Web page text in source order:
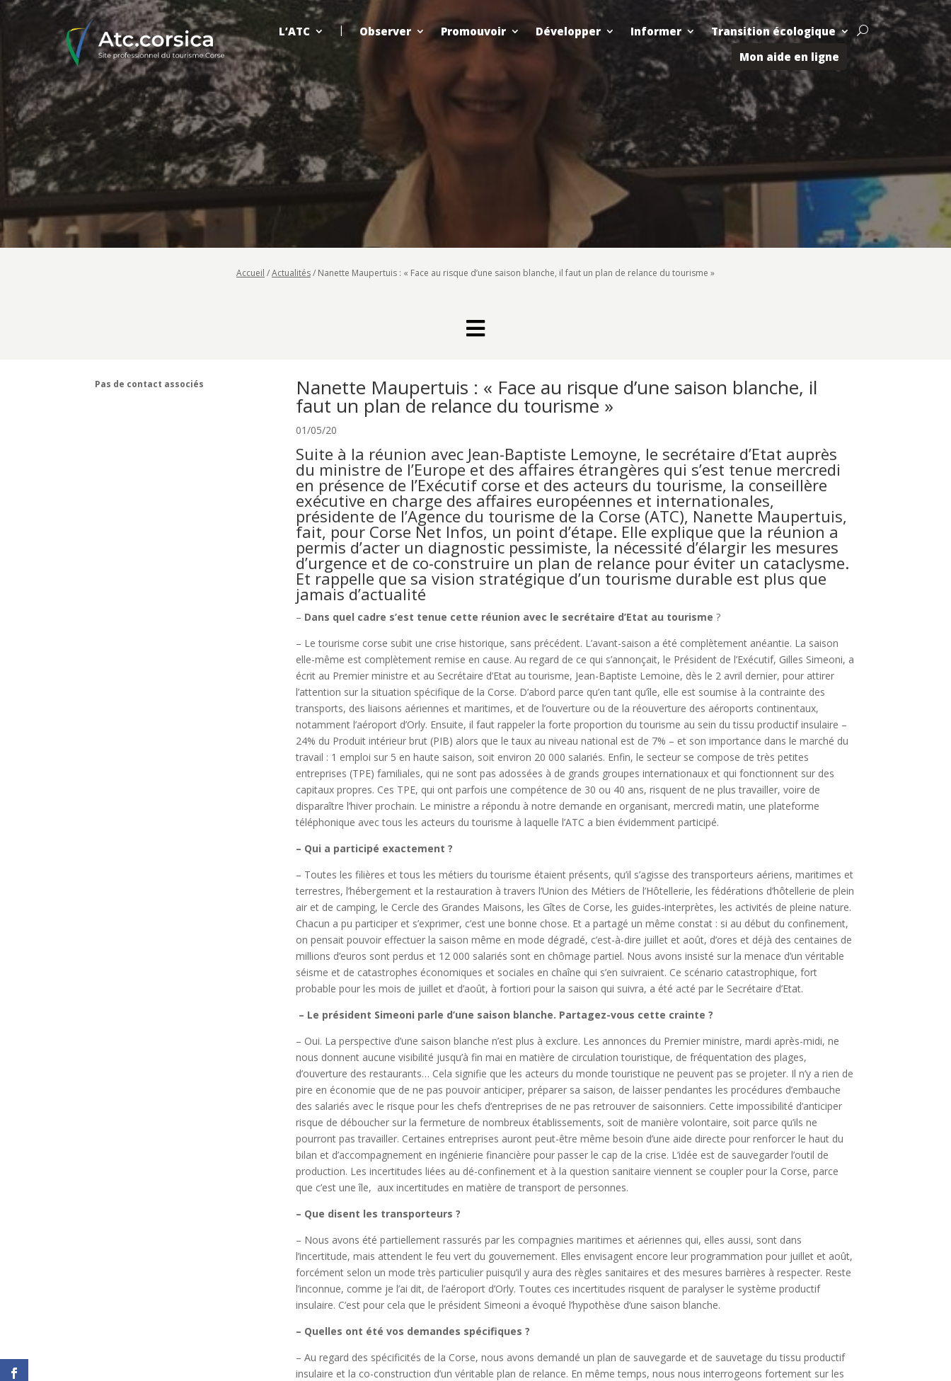
L’ATC Observer Promouvoir Développer Informer
Transition écologique
Mon aide en ligne
U
Accueil /Actualités/ Nanette Maupertuis : « Face au risque d’une saison blanche, il faut un plan de relance du tourisme »

Pas de contact associés Nanette Maupertuis : « Face au risque d’une saison blanche, il
faut un plan de relance du tourisme »
01/05/20
Suite à la réunion avec Jean-Baptiste Lemoyne, le secrétaire d’Etat auprès
du ministre de l’Europe et des affaires étrangères qui s’est tenue mercredi
en présence de l’Exécutif corse et des acteurs du tourisme, la conseillère
exécutive en charge des affaires européennes et internationales,
présidente de l’Agence du tourisme de la Corse (ATC), Nanette Maupertuis,
fait, pour Corse Net Infos, un point d’étape. Elle explique que la réunion a
permis d’acter un diagnostic pessimiste, la nécessité d’élargir les mesures
d’urgence et de co-construire un plan de relance pour éviter un cataclysme.
Et rappelle que sa vision stratégique d’un tourisme durable est plus que
jamais d’actualité
– Dans quel cadre s’est tenue cette réunion avec le secrétaire d’Etat au tourisme ?
– Le tourisme corse subit une crise historique, sans précédent. L’avant-saison a été complètement anéantie. La saison
elle-même est complètement remise en cause. Au regard de ce qui s’annonçait, le Président de l’Exécutif, Gilles Simeoni, a
écrit au Premier ministre et au Secrétaire d’Etat au tourisme, Jean-Baptiste Lemoine, dès le 2 avril dernier, pour attirer
l’attention sur la situation spécifique de la Corse. D’abord parce qu’en tant qu’île, elle est soumise à la contrainte des
transports, des liaisons aériennes et maritimes, et de l’ouverture ou de la réouverture des aéroports continentaux,
notamment l’aéroport d’Orly. Ensuite, il faut rappeler la forte proportion du tourisme au sein du tissu productif insulaire –
24% du Produit intérieur brut (PIB) alors que le taux au niveau national est de 7% – et son importance dans le marché du
travail : 1 emploi sur 5 en haute saison, soit environ 20 000 salariés. Enfin, le secteur se compose de très petites
entreprises (TPE) familiales, qui ne sont pas adossées à de grands groupes internationaux et qui fonctionnent sur des
capitaux propres. Ces TPE, qui ont parfois une compétence de 30 ou 40 ans, risquent de ne plus travailler, voire de
disparaître l’hiver prochain. Le ministre a répondu à notre demande en organisant, mercredi matin, une plateforme
téléphonique avec tous les acteurs du tourisme à laquelle l’ATC a bien évidemment participé.
– Qui a participé exactement ?
– Toutes les filières et tous les métiers du tourisme étaient présents, qu’il s’agisse des transporteurs aériens, maritimes et
terrestres, l’hébergement et la restauration à travers l’Union des Métiers de l’Hôtellerie, les fédérations d’hôtellerie de plein
air et de camping, le Cercle des Grandes Maisons, les Gîtes de Corse, les guides-interprètes, les activités de pleine nature.
Chacun a pu participer et s’exprimer, c’est une bonne chose. Et a partagé un même constat : si au début du confinement,
on pensait pouvoir effectuer la saison même en mode dégradé, c’est-à-dire juillet et août, d’ores et déjà des centaines de
millions d’euros sont perdus et 12 000 salariés sont en chômage partiel. Nous avons insisté sur la menace d’un véritable
séisme et de catastrophes économiques et sociales en chaîne qui s’en suivraient. Ce scénario catastrophique, fort
probable pour les mois de juillet et d’août, à fortiori pour la saison qui suivra, a été acté par le Secrétaire d’Etat.
– Le président Simeoni parle d’une saison blanche. Partagez-vous cette crainte ?
– Oui. La perspective d’une saison blanche n’est plus à exclure. Les annonces du Premier ministre, mardi après-midi, ne
nous donnent aucune visibilité jusqu’à fin mai en matière de circulation touristique, de fréquentation des plages,
d’ouverture des restaurants… Cela signifie que les acteurs du monde touristique ne peuvent pas se projeter. Il n’y a rien de
pire en économie que de ne pas pouvoir anticiper, préparer sa saison, de laisser pendantes les procédures d’embauche
des salariés avec le risque pour les chefs d’entreprises de ne pas retrouver de saisonniers. Cette impossibilité d’anticiper
risque de déboucher sur la fermeture de nombreux établissements, soit de manière volontaire, soit parce qu’ils ne
pourront pas travailler. Certaines entreprises auront peut-être même besoin d’une aide directe pour renforcer le haut du
bilan et d’accompagnement en ingénierie financière pour passer le cap de la crise. L’idée est de sauvegarder l’outil de
production. Les incertitudes liées au dé-confinement et à la question sanitaire viennent se coupler pour la Corse, parce
que c’est une île, aux incertitudes en matière de transport de personnes.
– Que disent les transporteurs ?
– Nous avons été partiellement rassurés par les compagnies maritimes et aériennes qui, elles aussi, sont dans
l’incertitude, mais attendent le feu vert du gouvernement. Elles envisagent encore leur programmation pour juillet et août,
forcément selon un mode très particulier puisqu’il y aura des règles sanitaires et des mesures barrières à respecter. Reste
l’inconnue, comme je l’ai dit, de l’aéroport d’Orly. Toutes ces incertitudes risquent de paralyser le système productif
insulaire. C’est pour cela que le président Simeoni a évoqué l’hypothèse d’une saison blanche.
– Quelles ont été vos demandes spécifiques ?
– Au regard des spécificités de la Corse, nous avons demandé un plan de sauvegarde et de sauvetage du tissu productif
insulaire et la co-construction d’un véritable plan de relance. En même temps, nous nous interrogeons fortement sur les